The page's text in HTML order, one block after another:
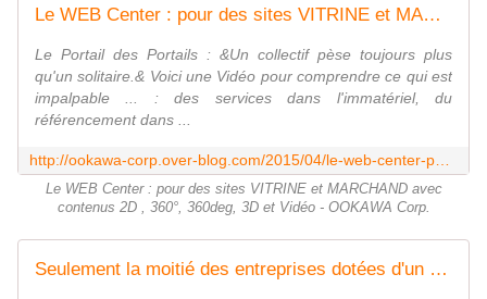
Le WEB Center : pour des sites VITRINE et MARCHAND avec contenus 2D , 360°, 360deg, 3D et Vidéo - OOKAWA Corp.
Le Portail des Portails : &Un collectif pèse toujours plus
qu'un solitaire.& Voici une Vidéo pour comprendre ce qui est
impalpable ... : des services dans l'immatériel, du
référencement dans ...
Le WEB Center : pour des sites VITRINE et MARCHAND avec
contenus 2D , 360°, 360deg, 3D et Vidéo - OOKAWA Corp.
Seulement la moitié des entreprises dotées d'un site Web - Dare to better ? OK ! - OOKAWA Corp.